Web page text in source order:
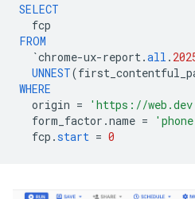
SELECT
fcp
FROM
`chrome-ux-report .all .
UNNEST(
WHERE
origin = 'https://
form_factor .name =
fcp .start = 0